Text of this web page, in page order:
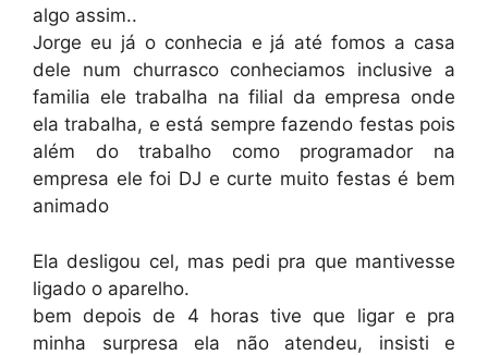
algo assim..
Jorge eu já o conhecia e já até fomos a casa
dele num churrasco conheciamos inclusive a
familia ele trabalha na filial da empresa onde
ela trabalha, e está sempre fazendo festas pois
além do trabalho como programador na
empresa ele foi DJ e curte muito festas é bem
animado
Ela desligou cel, mas pedi pra que mantivesse
ligado o aparelho.
bem depois de 4 horas tive que ligar e pra
minha surpresa ela não atendeu, insisti e